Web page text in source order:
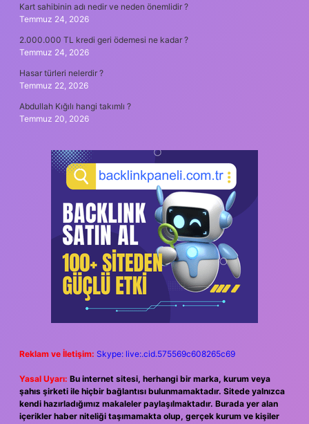
Kart sahibinin adı nedir ve neden önemlidir ?
Temmuz 24, 2026
2.000.000 TL kredi geri ödemesi ne kadar ?
Temmuz 24, 2026
Hasar türleri nelerdir ?
Temmuz 22, 2026
Abdullah Kığılı hangi takımlı ?
Temmuz 20, 2026
Reklam ve İletişim: Skype: live:.cid.575569c608265c69
Yasal Uyarı: Bu internet sitesi, herhangi bir marka, kurum veya
şahıs şirketi ile hiçbir bağlantısı bulunmamaktadır. Sitede yalnızca
kendi hazırladığımız makaleler paylaşılmaktadır. Burada yer alan
içerikler haber niteliği taşımamakta olup, gerçek kurum ve kişiler